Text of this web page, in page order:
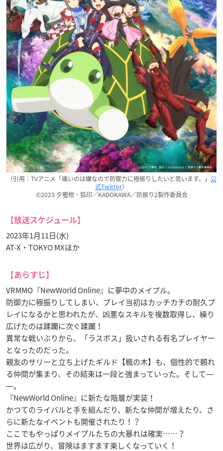
（引用：TVアニメ「痛いのは嫌なので防御力に極振りしたいと思います。」 公
式Twitter）
©2023 夕蜜柑・狐印／KADOKAWA／防振り2製作委員会
【放送スケジュール】
2023年1月11日(水)
AT-X・TOKYO MXほか
【あらすじ】
VRMMO『NewWorld Online』に夢中のメイプル。
防御力に極振りしてしまい、プレイ当初はカッチカチの耐久プ
レイになるかと思われたが、凶悪なスキルを複数取得し、繰り
広げたのは蹂躙に次ぐ蹂躙！
異常な戦いぶりから、「ラスボス」扱いされる有名プレイヤー
となったのだった。
親友のサリーと立ち上げたギルド【楓の木】も、個性的で頼れ
る仲間が集まり、その結束は一段と強まっていった。そして―
―。
『NewWorld Online』に新たな階層が実装！
かつてのライバルと手を組んだり、新たな仲間が増えたり、さ
らに新たなイベントも開催されたり！？
ここでもやっぱりメイプルたちの大暴れは確実……？
世界は広がり、冒険はますます楽しくなっていく！